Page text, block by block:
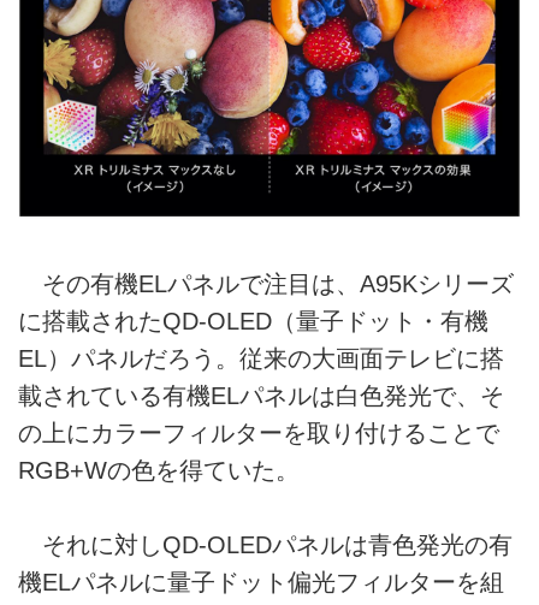
その有機ELパネルで注目は、A95Kシリーズ
に搭載されたQD-OLED（量子ドット・有機
EL）パネルだろう。従来の大画面テレビに搭
載されている有機ELパネルは白色発光で、そ
の上にカラーフィルターを取り付けることで
RGB+Wの色を得ていた。
それに対しQD-OLEDパネルは青色発光の有
機ELパネルに量子ドット偏光フィルターを組